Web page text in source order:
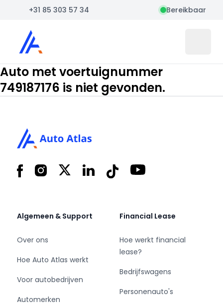
+31 85 303 57 34 Bereikbaar
Auto Atlas
Auto met voertuignummer
749187176 is niet gevonden.
FacebookInstagram
X LinkedInTiktok YouTube
Algemeen & Support
Over ons
Hoe Auto Atlas werkt
Voor autobedrijven
Automerken
Financial Lease
Hoe werkt financial
lease?
Bedrijfswagens
Personenauto's